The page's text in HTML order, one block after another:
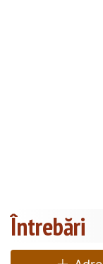
Întrebări